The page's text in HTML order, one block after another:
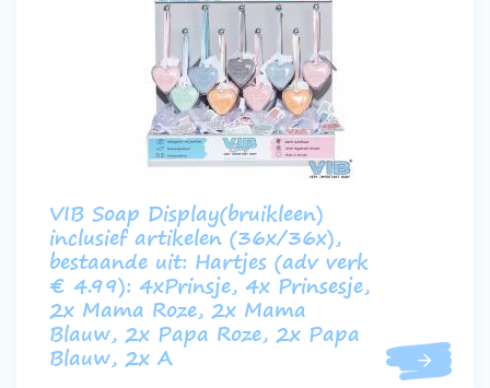
VIB Soap Display(bruikleen)
inclusief artikelen (36x/36x),
bestaande uit: Hartjes (adv verk
€ 4.99): 4xPrinsje, 4x Prinsesje,
2x Mama Roze, 2x Mama
Blauw, 2x Papa Roze, 2x Papa
Blauw, 2x A